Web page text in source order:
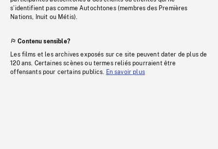
s’identifient pas comme Autochtones (membres des Premières
Nations, Inuit ou Métis).
Contenu sensible?
Les films et les archives exposés sur ce site peuvent dater de plus de
120 ans. Certaines scènes ou termes reliés pourraient être
offensants pour certains publics. En savoir plus